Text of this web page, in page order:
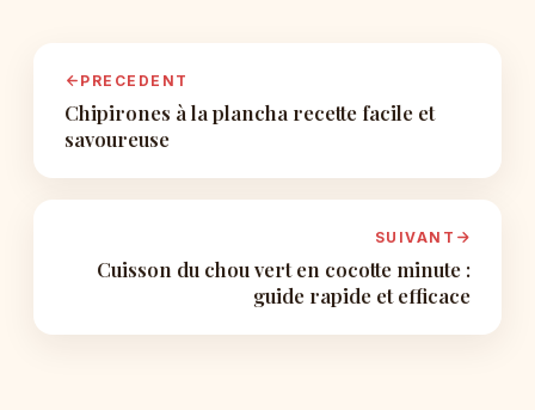
PRECEDENT
Chipirones à la plancha recette facile et
savoureuse
SUIVANT
Cuisson du chou vert en cocotte minute :
guide rapide et efficace